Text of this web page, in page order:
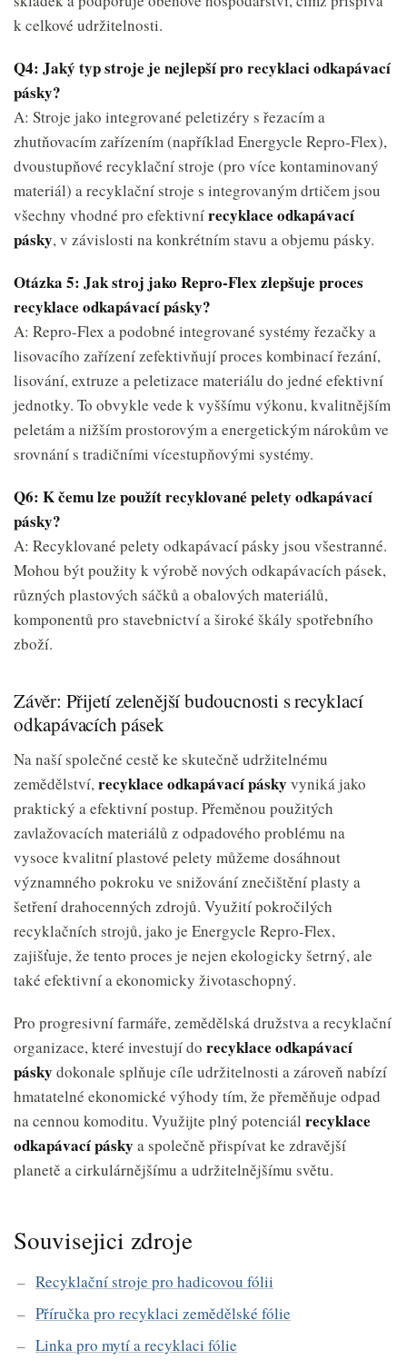
k celkové udržitelnosti.
Q4: Jaký typ stroje je nejlepší pro recyklaci odkapávací
pásky?
A: Stroje jako integrované peletizéry s řezacím a
zhutňovacím zařízením (například Energycle Repro-Flex),
dvoustupňové recyklační stroje (pro více kontaminovaný
materiál) a recyklační stroje s integrovaným drtičem jsou
všechny vhodné pro efektivnírecyklace odkapávací
pásky, v závislosti na konkrétním stavu a objemu pásky.
Otázka 5: Jak stroj jako Repro-Flex zlepšuje proces
recyklace odkapávací pásky?
A: Repro-Flex a podobné integrované systémy řezačky a
lisovacího zařízení zefektivňují proces kombinací řezání,
lisování, extruze a peletizace materiálu do jedné efektivní
jednotky. To obvykle vede k vyššímu výkonu, kvalitnějším
peletám a nižším prostorovým a energetickým nárokům ve
srovnání s tradičními vícestupňovými systémy.
Q6: K čemu lze použít recyklované pelety odkapávací
pásky?
A: Recyklované pelety odkapávací pásky jsou všestranné.
Mohou být použity k výrobě nových odkapávacích pásek,
různých plastových sáčků a obalových materiálů,
komponentů pro stavebnictví a široké škály spotřebního
zboží.
Závěr: Přijetí zelenější budoucnosti s recyklací
odkapávacích pásek
Na naší společné cestě ke skutečně udržitelnému
zemědělství,recyklace odkapávací pásky vyniká jako
praktický a efektivní postup. Přeměnou použitých
zavlažovacích materiálů z odpadového problému na
vysoce kvalitní plastové pelety můžeme dosáhnout
významného pokroku ve snižování znečištění plasty a
šetření drahocenných zdrojů. Využití pokročilých
recyklačních strojů, jako je Energycle Repro-Flex,
zajišťuje, že tento proces je nejen ekologicky šetrný, ale
také efektivní a ekonomicky životaschopný.
Pro progresivní farmáře, zemědělská družstva a recyklační
organizace, které investují do recyklace odkapávací
pásky dokonale splňuje cíle udržitelnosti a zároveň nabízí
hmatatelné ekonomické výhody tím, že přeměňuje odpad
na cennou komoditu. Využijte plný potenciál recyklace
odkapávací pásky a společně přispívat ke zdravější
planetě a cirkulárnějšímu a udržitelnějšímu světu.
Souvisejici zdroje
Recyklační stroje pro hadicovou fólii
Příručka pro recyklaci zemědělské fólie
Linka pro mytí a recyklaci fólie